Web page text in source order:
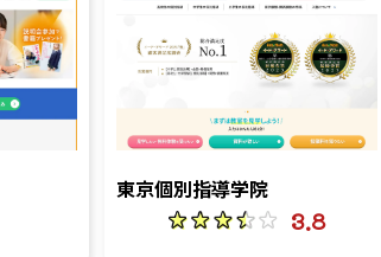
東京個別指導学院
3.8